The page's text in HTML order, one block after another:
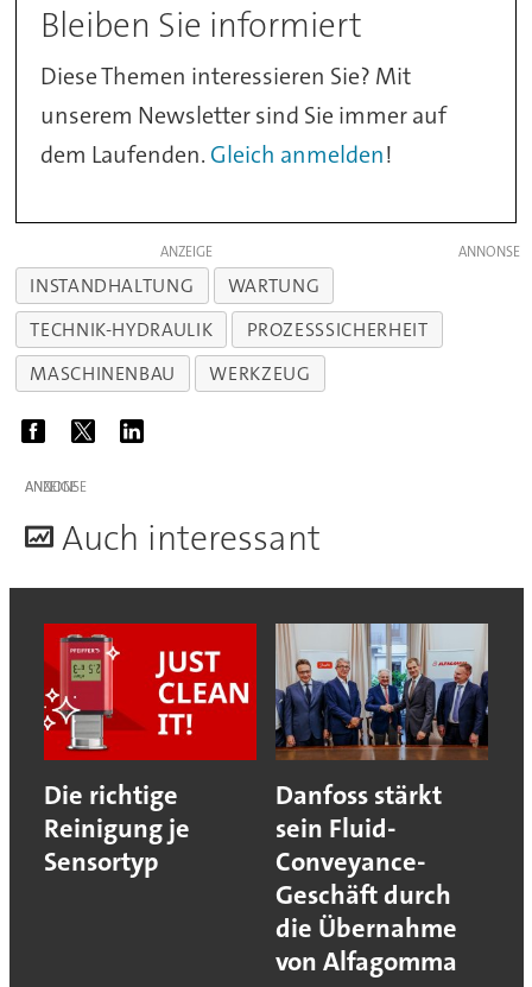
Bleiben Sie informiert
Diese Themen interessieren Sie? Mit
unserem Newsletter sind Sie immer auf
dem Laufenden. Gleich anmelden!
ANZEIGE
INSTANDHALTUNG
WARTUNG
TECHNIK-HYDRAULIK
PROZESSSICHERHEIT
MASCHINENBAU
WERKZEUG
ANZEIGE
Auch interessant
Die richtige
Reinigung je
Sensortyp
Danfoss stärkt
sein Fluid-
Conveyance-
Geschäft durch
die Übernahme
von Alfagomma